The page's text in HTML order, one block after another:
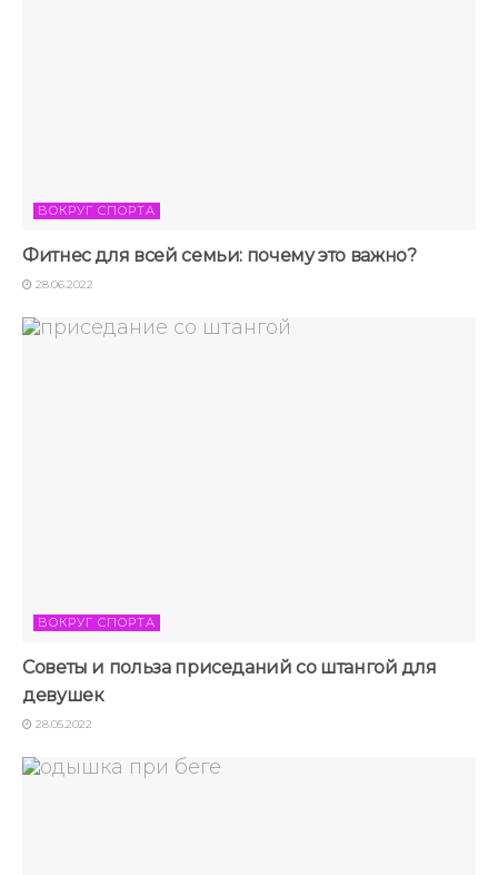
ВОКРУГ СПОРТА
Фитнес для всей семьи: почему это важно?
28.06.2022
ВОКРУГ СПОРТА
Советы и польза приседаний со штангой для
девушек
28.05.2022